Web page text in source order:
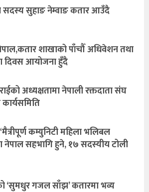
सदस्य सुहाङ नेम्वाङ कतार आउँदै
शाखाको पाँचौँ अधिवेशन तथा
दिवस आयोजना हुँदै
अध्यक्षतामा नेपाली रक्तदाता संघ
कम्युनिटी महिला भलिबल
नेपाल सहभागि हुने, १७ सदस्यीय टोली
‘सुमधुर गजल साँझ’ कतारमा भव्य